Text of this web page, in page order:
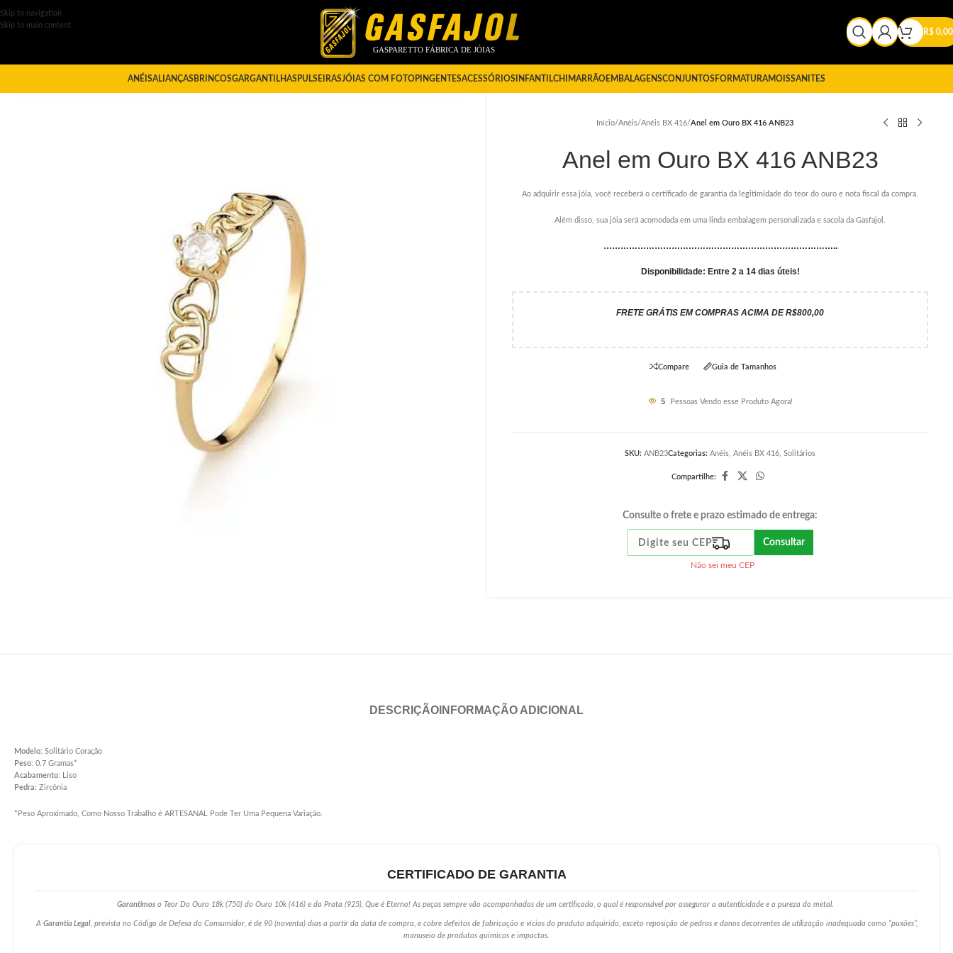
Skip to navigation
Skip to main content
R$ 0,00
ANÉISALIANÇAS BRINCOSGARGANTILHAS PULSEIRASJÓIAS COM FOTOPINGENTESACESSÓRIOS INFANTILCHIMARRÃOEMBALAGENSCONJUNTOS FORMATURAMOISSANITES
Início/Anéis/Anéis BX 416/Anel em Ouro BX 416 ANB23
Anel em Ouro BX 416 ANB23
Ao adquirir essa jóia, você receberá o certificado de garantia da legitimidade do teor do ouro e nota fiscal da compra.
Além disso, sua jóia será acomodada em uma linda embalagem personalizada e sacola da Gasfajol.
………………………………………………………………………..
Disponibilidade: Entre 2 a 14 dias úteis!
FRETE GRÁTIS EM COMPRAS ACIMA DE R$800,00
Compare Guia de Tamanhos
5 Pessoas Vendo esse Produto Agora!
SKU: ANB23Categorias: Anéis Anéis BX 416 Solitários
Compartilhe:
Consulte o frete e prazo estimado de entrega:
Consultar
Não sei meu CEP
DESCRIÇÃO INFORMAÇÃO ADICIONAL
Modelo: Solitário Coração
Peso: 0.7 Gramas*
Acabamento: Liso
Pedra: Zircônia
*Peso Aproximado, Como Nosso Trabalho é ARTESANAL Pode Ter Uma Pequena Variação.
CERTIFICADO DE GARANTIA
Garantimos o Teor Do Ouro 18k (750) do Ouro 10k (416) e da Prata (925), Que é Eterno! As peças sempre vão acompanhadas de um certificado, o qual é responsável por assegurar a autenticidade e a pureza do metal.
A Garantia Legal, prevista no Código de Defesa do Consumidor, é de 90 (noventa) dias a partir da data de compra, e cobre defeitos de fabricação e vícios do produto adquirido, exceto reposição de pedras e danos decorrentes de utilização inadequada como ”puxões”,
manuseio de produtos químicos e impactos.